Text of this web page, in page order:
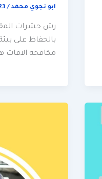
ابو نجوي محمد/ 23 مارس،
رش حشرات
بالحفاظ على
مكافحة